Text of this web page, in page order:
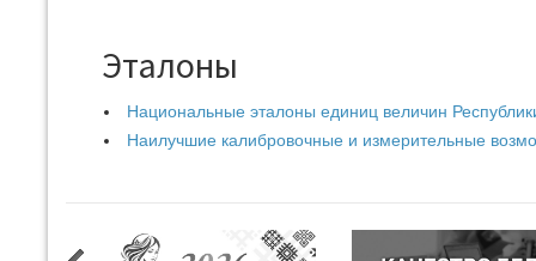
Эталоны
Национальные эталоны единиц величин
Наилучшие калибровочные и измерительные